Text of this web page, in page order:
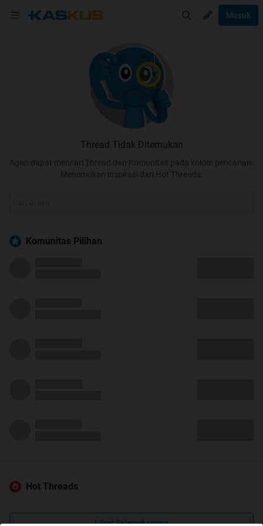
Masuk
Thread Tidak Ditemukan
Agan dapat mencari Thread dan Komunitas pada kolom pencarian.
Menemukan inspirasi dari Hot Threads.
Komunitas Pilihan
Hot Threads
Lihat Selengkapnya